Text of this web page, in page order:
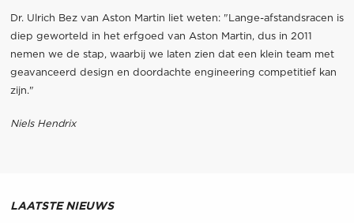
Dr. Ulrich Bez van Aston Martin liet weten: "Lange-afstandsracen is
diep geworteld in het erfgoed van Aston Martin, dus in 2011
nemen we de stap, waarbij we laten zien dat een klein team met
geavanceerd design en doordachte engineering competitief kan
zijn."
Niels Hendrix
LAATSTE NIEUWS